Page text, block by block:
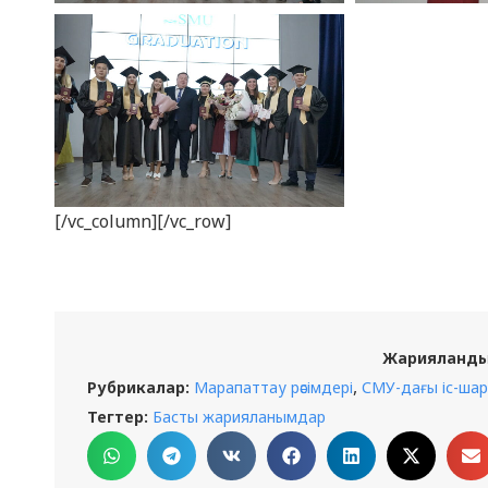
[/vc_column][/vc_row]
Рубрикалар: Марапаттау рәсімдері, СМУ-дағы іс-
Тегтер: Басты жарияланымдар